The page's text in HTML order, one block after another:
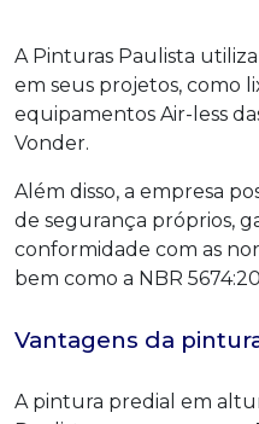
A Pinturas Paulista
em seus projetos, como
equipamentos Air-less
Vonder.
Além disso, a empresa
de segurança próprios,
conformidade com as
bem como a NBR
Vantagens da
A pintura predial em